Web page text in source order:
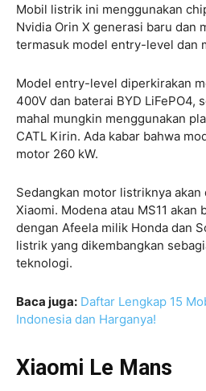
Mobil listrik ini menggunakan
Nvidia Orin X generasi baru dan
termasuk model entry-level dan
Model entry-level diperkirakan
400V dan baterai BYD LiFePO4,
mahal mungkin menggunakan
CATL Kirin. Ada kabar bahwa
motor 260 kW.
Sedangkan motor listriknya
Xiaomi. Modena atau MS11 akan
dengan Afeela milik Honda dan
listrik yang dikembangkan
teknologi.
Baca juga: Daftar Lengkap 15
Indonesia dan Harganya!
Xiaomi Le Mans